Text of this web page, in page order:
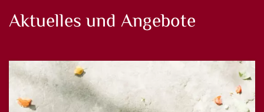
Aktuelles und Angebote